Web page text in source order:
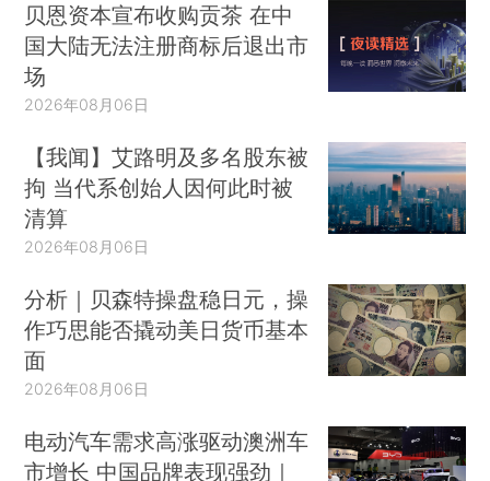
贝恩资本宣布收购贡茶 在中
国大陆无法注册商标后退出市
场
2026年08月06日
【我闻】艾路明及多名股东被
拘 当代系创始人因何此时被
清算
2026年08月06日
分析｜贝森特操盘稳日元，操
作巧思能否撬动美日货币基本
面
2026年08月06日
电动汽车需求高涨驱动澳洲车
市增长 中国品牌表现强劲｜